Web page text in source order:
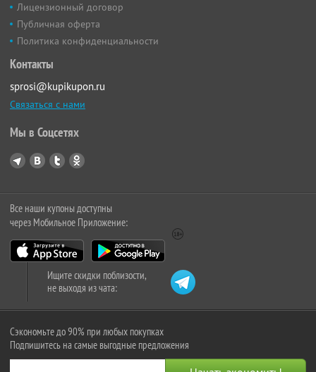
Лицензионный договор
Публичная оферта
Политика конфиденциальности
Контакты
sprosi@kupikupon.ru
Связаться с нами
Мы в Соцсетях
Все наши купоны доступны
через Мобильное Приложение:
Ищите скидки поблизости,
не выходя из чата:
Сэкономьте до 90% при любых покупках
Подпишитесь на самые выгодные предложения